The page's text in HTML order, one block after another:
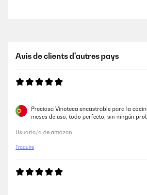
Avis de clients d'autres pays
Preciosa Vinoteca encastrable para la
meses de uso, todo perfecto, sin ningún
Usuario/a de amazon
Traduire